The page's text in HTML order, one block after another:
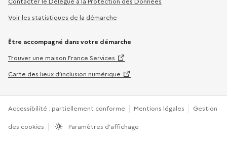
Voir les statistiques de la démarche
Être accompagné dans votre démarche
Trouver une maison France Services
Carte des lieux d’inclusion numérique
Accessibilité : partiellement conforme Mentions légales Gestion
des cookies Paramètres d’affichage